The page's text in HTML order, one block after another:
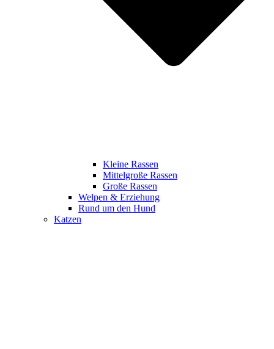
Kleine Rassen
Mittelgroße Rassen
Große Rassen
Welpen & Erziehung
Rund um den Hund
Katzen